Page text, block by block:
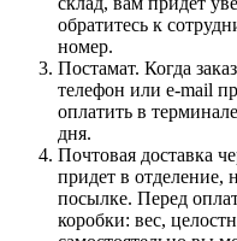
обратитесь к
номер.
Постамат. Когда
телефон или e-mail
оплатить в
дня.
Почтовая доставка
придет в отделение,
посылке. Перед
коробки: вес,